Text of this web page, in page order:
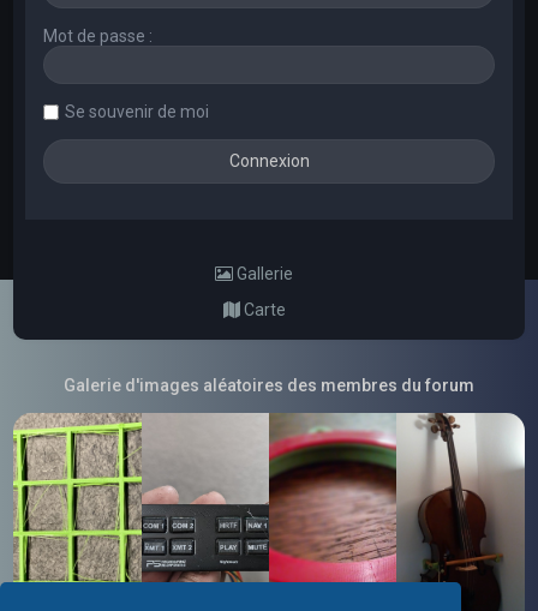
Mot de passe :
Se souvenir de moi
Gallerie
Carte
Galerie d'images aléatoires des membres du forum